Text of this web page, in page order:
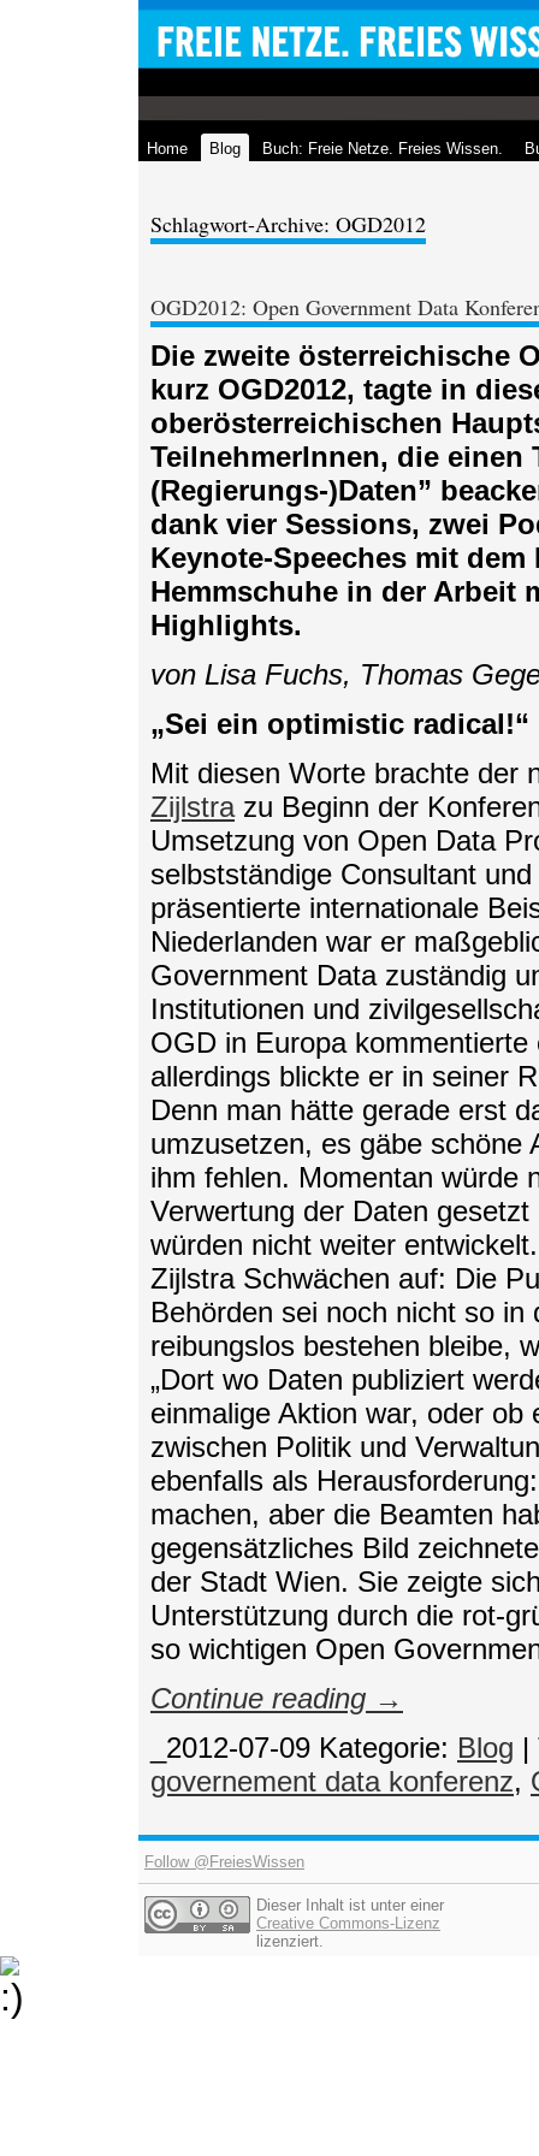
Home Blog Buch: Freie Netze. Freies Wissen.
Schlagwort-Archive: OGD2012
OGD2012: Open Government Data
Die zweite österreichische
kurz OGD2012, tagte in
oberösterreichischen
TeilnehmerInnen, die einen
(Regierungs-)Daten”
dank vier Sessions, zwei
Keynote-Speeches mit
Hemmschuhe in der Arbeit
Highlights.
von Lisa Fuchs, Thomas
„Sei ein optimistic radical!“
Mit diesen Worte brachte der
Zijlstrazu Beginn der
Umsetzung von Open Data
selbstständige Consultant
präsentierte internationale
Niederlanden war er
Government Data zuständig
Institutionen und
OGD in Europa kommentierte
allerdings blickte er in seiner
Denn man hätte gerade erst
umzusetzen, es gäbe schöne
ihm fehlen. Momentan würde
Verwertung der Daten
würden nicht weiter
Zijlstra Schwächen auf: Die
Behörden sei noch nicht so
reibungslos bestehen bleibe,
„Dort wo Daten publiziert
einmalige Aktion war, oder ob
zwischen Politik und
ebenfalls als
machen, aber die Beamten
gegensätzliches Bild
der Stadt Wien. Sie zeigte
Unterstützung durch die rot-
so wichtigen Open
Continue reading →
_2012-07-09 Kategorie: Blog |
governement data konferenz,
Follow @FreiesWissen
Dieser Inhalt ist unter einer
Creative Commons-Lizenz
lizenziert.